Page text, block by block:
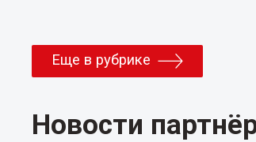
Еще в рубрике
Новости